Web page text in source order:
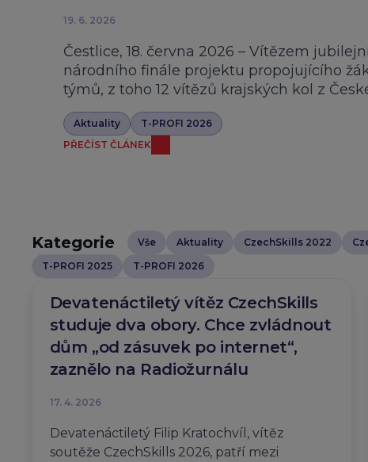
19. 6. 2026
Čestlice, 18. června 2026 – Vítězem
národního finále projektu propojujícího
týmů, z toho 12 vítězů krajských kol z
Aktuality
T-PROFI 2026
PŘEČÍST ČLÁNEK
Kategorie Vše Aktuality CzechSkills 2022
T-PROFI 2025
T-PROFI 2026
Devatenáctiletý vítěz CzechSkills
studuje dva obory. Chce zvládnout
dům „od zásuvek po internet“,
zaznělo na Radiožurnálu
17. 4. 2026
Devatenáctiletý Filip Kratochvíl, vítěz
soutěže CzechSkills 2026, patří mezi